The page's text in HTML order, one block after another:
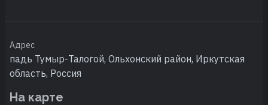
Адрес
падь Тумыр-Талогой, Ольхонский район, Иркутская
область, Россия
На карте